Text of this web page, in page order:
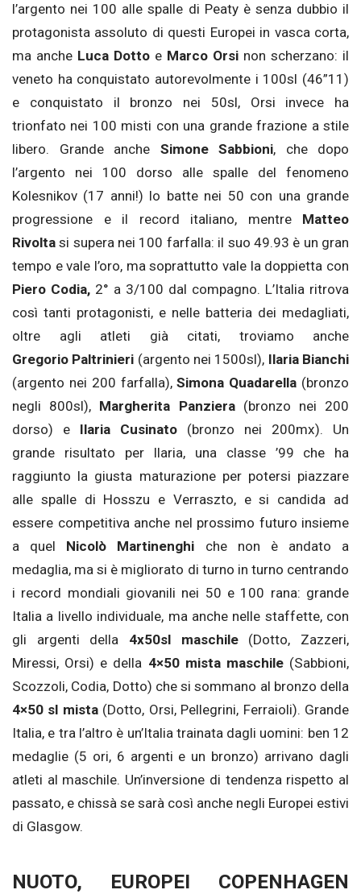
l’argento nei 100 alle spalle di Peaty è senza dubbio il
protagonista assoluto di questi Europei in vasca corta,
ma anche Luca Dotto e Marco Orsi non scherzano: il
veneto ha conquistato autorevolmente i 100sl (46”11)
e conquistato il bronzo nei 50sl, Orsi invece ha
trionfato nei 100 misti con una grande frazione a stile
libero. Grande anche Simone Sabbioni, che dopo
l’argento nei 100 dorso alle spalle del fenomeno
Kolesnikov (17 anni!) lo batte nei 50 con una grande
progressione e il record italiano, mentre Matteo
Rivolta si supera nei 100 farfalla: il suo 49.93 è un gran
tempo e vale l’oro, ma soprattutto vale la doppietta con
Piero Codia, 2° a 3/100 dal compagno. L’Italia ritrova
così tanti protagonisti, e nelle batteria dei medagliati,
oltre agli atleti già citati, troviamo anche
Gregorio Paltrinieri (argento nei 1500sl), Ilaria Bianchi
(argento nei 200 farfalla),Simona Quadarella (bronzo
negli 800sl), Margherita Panziera(bronzo nei 200
dorso) e Ilaria Cusinato (bronzo nei 200mx). Un
grande risultato per Ilaria, una classe ’99 che ha
raggiunto la giusta maturazione per potersi piazzare
alle spalle di Hosszu e Verraszto, e si candida ad
essere competitiva anche nel prossimo futuro insieme
a quel Nicolò Martinenghi che non è andato a
medaglia, ma si è migliorato di turno in turno centrando
i record mondiali giovanili nei 50 e 100 rana: grande
Italia a livello individuale, ma anche nelle staffette, con
gli argenti della 4x50sl maschile(Dotto, Zazzeri,
Miressi, Orsi) e della 4×50 mista maschile(Sabbioni,
Scozzoli, Codia, Dotto) che si sommano al bronzo della
4×50 sl mista(Dotto, Orsi, Pellegrini, Ferraioli). Grande
Italia, e tra l’altro è un’Italia trainata dagli uomini: ben 12
medaglie (5 ori, 6 argenti e un bronzo) arrivano dagli
atleti al maschile. Un’inversione di tendenza rispetto al
passato, e chissà se sarà così anche negli Europei estivi
di Glasgow.
NUOTO, EUROPEI COPENHAGEN